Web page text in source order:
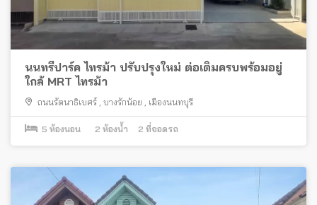
นนทรีปาร์ค ไทรม้า ปรับปรุงใหม่ ต่อเติมครบพร้อมอยู่
ใกล้ MRT ไทรม้า
ถนนรัตนาธิเบศร์ บางรักน้อย เมืองนนทบุรี
5 ห้องนอน 2 ห้องน้ำ 2 ที่จอดรถ